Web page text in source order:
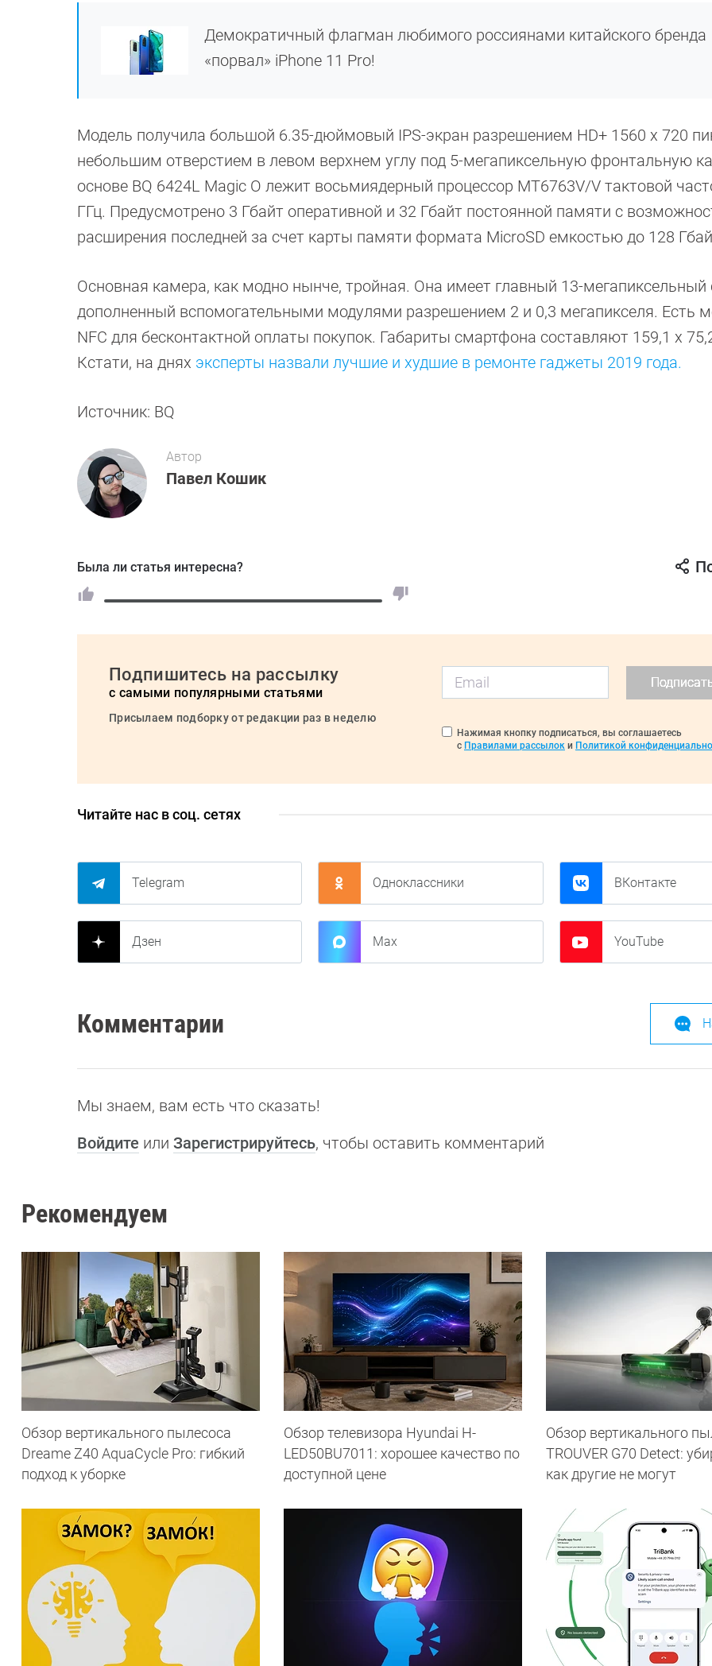
Демократичный флагман любимого россиянами китайского бренда
«порвал» iPhone 11 Pro!
Модель получила большой 6.35-дюймовый IPS-экран разрешением HD+ 1560 x 720
небольшим отверстием в левом верхнем углу под 5-мегапиксельную фронтальную
основе BQ 6424L Magic O лежит восьмиядерный процессор MT6763V/V тактовой
ГГц. Предусмотрено 3 Гбайт оперативной и 32 Гбайт постоянной памяти с
расширения последней за счет карты памяти формата MicroSD емкостью до 128
Основная камера, как модно нынче, тройная. Она имеет главный 13-мегапиксельный
дополненный вспомогательными модулями разрешением 2 и 0,3 мегапикселя. Есть
NFC для бесконтактной оплаты покупок. Габариты смартфона составляют 159,1 х
Кстати, на днях эксперты назвали лучшие и худшие в ремонте гаджеты 2019 года.
Источник: BQ
Автор
Павел Кошик
Была ли статья интересна?
Подпишитесь на рассылку
с самыми популярными статьями
Присылаем подборку от редакции раз в неделю
Нажимая кнопку подписаться, вы соглашаетесь
с Правилами рассылок и Политикой
Читайте нас в соц. сетях
Telegram Одноклассники ВКонтакте
Дзен Max YouTube
Комментарии
Мы знаем, вам есть что сказать!
Войдите или Зарегистрируйтесь, чтобы оставить комментарий
Рекомендуем
Обзор вертикального пылесоса
Dreame Z40 AquaCycle Pro: гибкий
подход к уборке
Обзор телевизора Hyundai H-
LED50BU7011: хорошее качество по
доступной цене
Обзор вертикального
TROUVER G70 Detect:
как другие не могут